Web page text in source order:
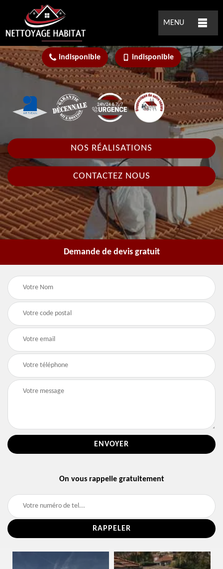
MENU
indisponible indisponible
NOS RÉALISATIONS
CONTACTEZ NOUS
Demande de devis gratuit
On vous rappelle gratuitement